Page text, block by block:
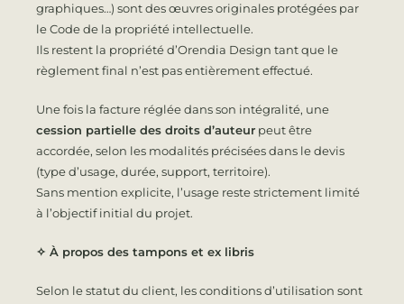
graphiques…) sont des œuvres originales protégées par
le Code de la propriété intellectuelle.
Ils restent la propriété d’Orendia Design tant que le
règlement final n’est pas entièrement effectué.
Une fois la facture réglée dans son intégralité, une
cession partielle des droits d’auteur peut être
accordée, selon les modalités précisées dans le devis
(type d’usage, durée, support, territoire).
Sans mention explicite, l’usage reste strictement limité
à l’objectif initial du projet.
✧ À propos des tampons et ex libris
Selon le statut du client, les conditions d’utilisation sont